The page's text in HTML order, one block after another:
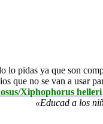
pidas ya que son
que no se van a usar
Xiphophorus helleri
«Educad a los